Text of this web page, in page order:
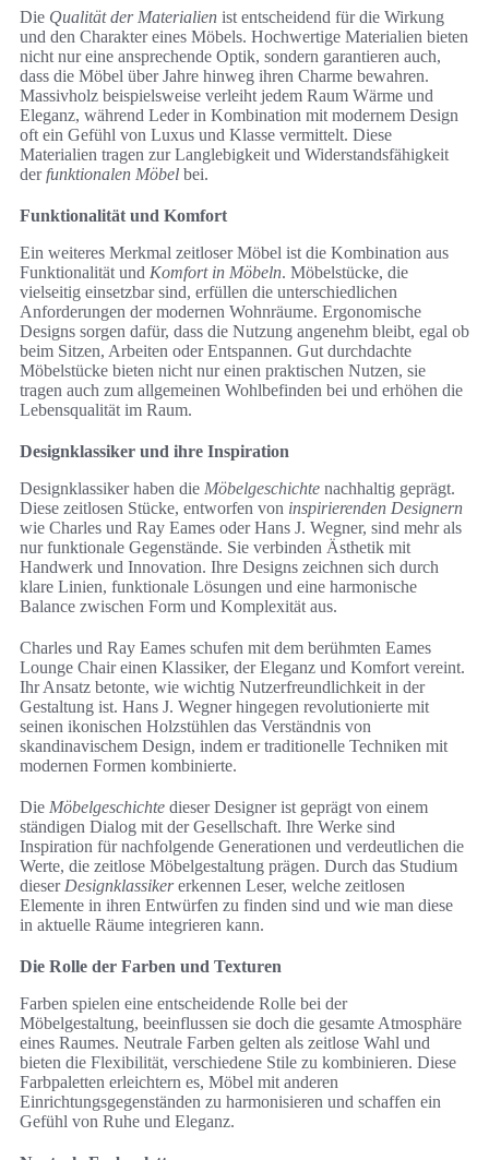
Die Qualität der Materialien ist entscheidend für die Wirkung
und den Charakter eines Möbels. Hochwertige Materialien bieten
nicht nur eine ansprechende Optik, sondern garantieren auch,
dass die Möbel über Jahre hinweg ihren Charme bewahren.
Massivholz beispielsweise verleiht jedem Raum Wärme und
Eleganz, während Leder in Kombination mit modernem Design
oft ein Gefühl von Luxus und Klasse vermittelt. Diese
Materialien tragen zur Langlebigkeit und Widerstandsfähigkeit
der funktionalen Möbel bei.
Funktionalität und Komfort
Ein weiteres Merkmal zeitloser Möbel ist die Kombination aus
Funktionalität und Komfort in Möbeln. Möbelstücke, die
vielseitig einsetzbar sind, erfüllen die unterschiedlichen
Anforderungen der modernen Wohnräume. Ergonomische
Designs sorgen dafür, dass die Nutzung angenehm bleibt, egal ob
beim Sitzen, Arbeiten oder Entspannen. Gut durchdachte
Möbelstücke bieten nicht nur einen praktischen Nutzen, sie
tragen auch zum allgemeinen Wohlbefinden bei und erhöhen die
Lebensqualität im Raum.
Designklassiker und ihre Inspiration
Designklassiker haben die Möbelgeschichte nachhaltig geprägt.
Diese zeitlosen Stücke, entworfen von inspirierenden Designern
wie Charles und Ray Eames oder Hans J. Wegner, sind mehr als
nur funktionale Gegenstände. Sie verbinden Ästhetik mit
Handwerk und Innovation. Ihre Designs zeichnen sich durch
klare Linien, funktionale Lösungen und eine harmonische
Balance zwischen Form und Komplexität aus.
Charles und Ray Eames schufen mit dem berühmten Eames
Lounge Chair einen Klassiker, der Eleganz und Komfort vereint.
Ihr Ansatz betonte, wie wichtig Nutzerfreundlichkeit in der
Gestaltung ist. Hans J. Wegner hingegen revolutionierte mit
seinen ikonischen Holzstühlen das Verständnis von
skandinavischem Design, indem er traditionelle Techniken mit
modernen Formen kombinierte.
Die Möbelgeschichte dieser Designer ist geprägt von einem
ständigen Dialog mit der Gesellschaft. Ihre Werke sind
Inspiration für nachfolgende Generationen und verdeutlichen die
Werte, die zeitlose Möbelgestaltung prägen. Durch das Studium
dieser Designklassikererkennen Leser, welche zeitlosen
Elemente in ihren Entwürfen zu finden sind und wie man diese
in aktuelle Räume integrieren kann.
Die Rolle der Farben und Texturen
Farben spielen eine entscheidende Rolle bei der
Möbelgestaltung, beeinflussen sie doch die gesamte Atmosphäre
eines Raumes. Neutrale Farben gelten als zeitlose Wahl und
bieten die Flexibilität, verschiedene Stile zu kombinieren. Diese
Farbpaletten erleichtern es, Möbel mit anderen
Einrichtungsgegenständen zu harmonisieren und schaffen ein
Gefühl von Ruhe und Eleganz.